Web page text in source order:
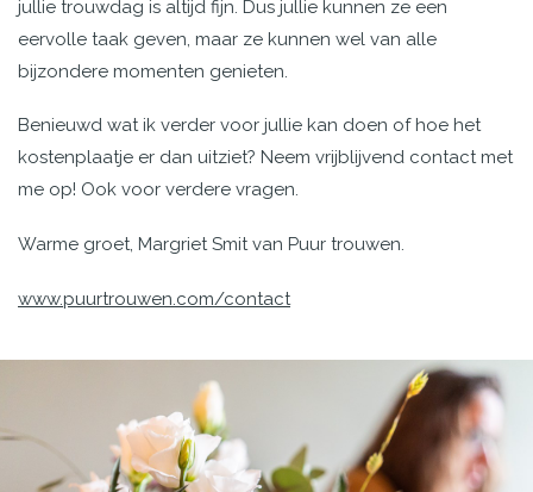
jullie trouwdag is altijd fijn. Dus jullie kunnen ze een
eervolle taak geven, maar ze kunnen wel van alle
bijzondere momenten genieten.
Benieuwd wat ik verder voor jullie kan doen of hoe het
kostenplaatje er dan uitziet? Neem vrijblijvend contact met
me op! Ook voor verdere vragen.
Warme groet, Margriet Smit van Puur trouwen.
www.puurtrouwen.com/contact